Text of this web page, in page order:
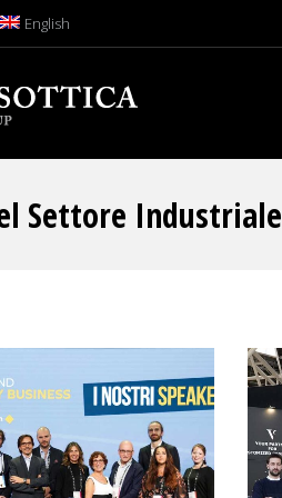
English
Settore Industriale